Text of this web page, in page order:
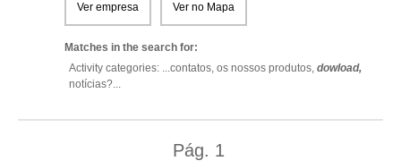
Ver empresa Ver no Mapa
Matches in the search for:
Activity categories: ...contatos, os nossos produtos, dowload,
notícias?...
Pág. 1